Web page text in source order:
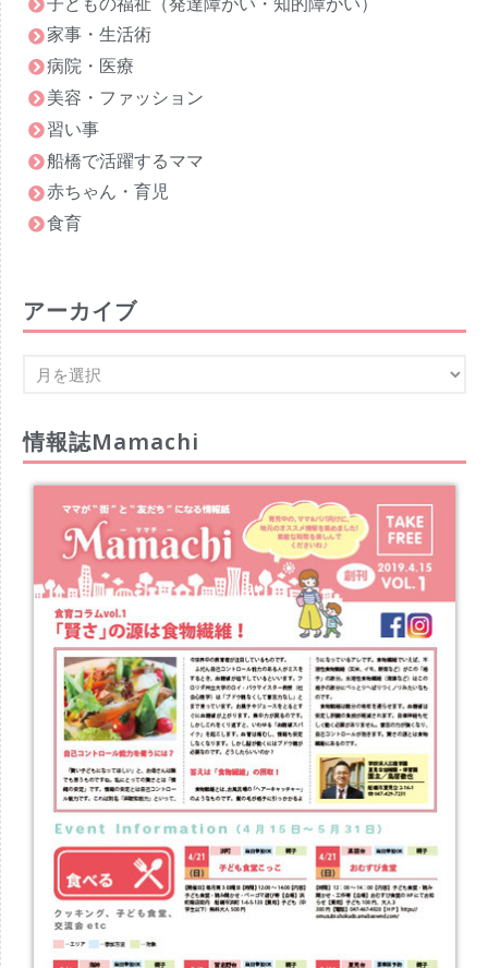
家事・生活術
病院・医療
美容・ファッション
習い事
船橋で活躍するママ
赤ちゃん・育児
食育
アーカイブ
情報誌Mamachi